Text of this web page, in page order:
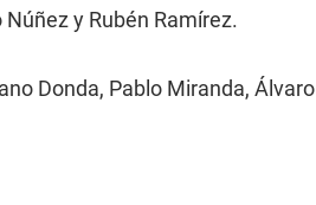
y Rubén Ramírez.
Donda, Pablo Miranda, Álvaro